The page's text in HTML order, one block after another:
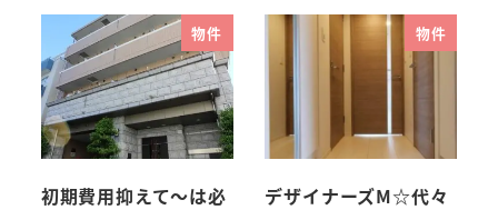
物件
初期費用抑えて～は必
物件
デザイナーズM☆代々